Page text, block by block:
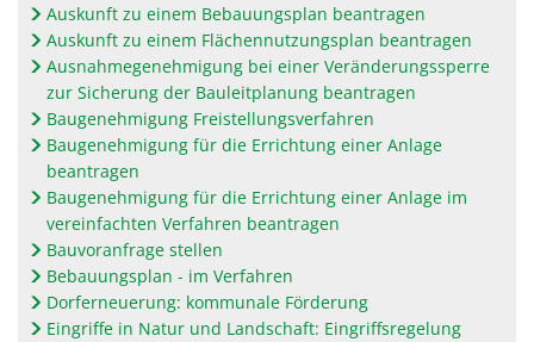
Auskunft zu einem Bebauungsplan beantragen
Auskunft zu einem Flächennutzungsplan beantragen
Ausnahmegenehmigung bei einer Veränderungssperre
zur Sicherung der Bauleitplanung beantragen
Baugenehmigung Freistellungsverfahren
Baugenehmigung für die Errichtung einer Anlage
beantragen
Baugenehmigung für die Errichtung einer Anlage im
vereinfachten Verfahren beantragen
Bauvoranfrage stellen
Bebauungsplan - im Verfahren
Dorferneuerung: kommunale Förderung
Eingriffe in Natur und Landschaft: Eingriffsregelung